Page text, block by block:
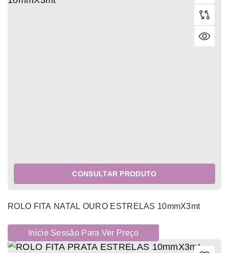
CONSULTAR PRODUTO
ROLO FITA NATAL OURO ESTRELAS 10mmX3mt
Inicie Sessão Para Ver Preço